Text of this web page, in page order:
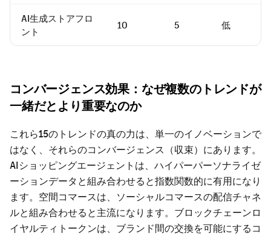
AI生成ストアフロ
ント
10 5 低
コンバージェンス効果：なぜ複数のトレンドが
一緒だとより重要なのか
これら15のトレンドの真の力は、単一のイノベーションで
はなく、それらのコンバージェンス（収束）にあります。
AIショッピングエージェントは、ハイパーパーソナライゼ
ーションデータと組み合わせると指数関数的に有用になり
ます。空間コマースは、ソーシャルコマースの配信チャネ
ルと組み合わせると主流になります。ブロックチェーンロ
イヤルティトークンは、ブランド間の交換を可能にするコ